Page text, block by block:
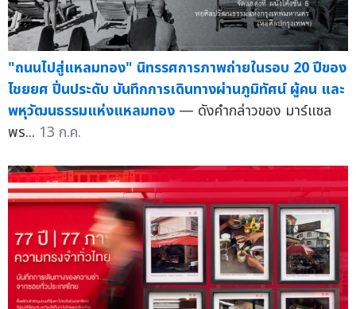
"ถนนไปสู่แหลมทอง" นิทรรศการภาพถ่ายในรอบ 20 ปีของ
ไชยยศ ปิ่นประดับ บันทึกการเดินทางผ่านภูมิทัศน์ ผู้คน และ
พหุวัฒนธรรมแห่งแหลมทอง — ดังคำกล่าวของ มาร์แซล
พร... 13 ก.ค.